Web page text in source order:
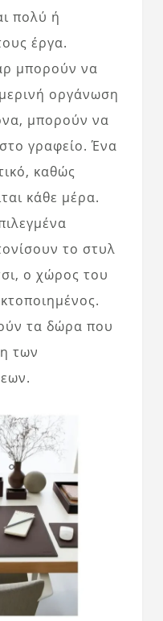
πολύ ή
έργα.
μπορούν να
οργάνωση
μπορούν να
γραφείο. Ένα
καθώς
κάθε μέρα.
το στυλ
ο χώρος του
τα δώρα που
των